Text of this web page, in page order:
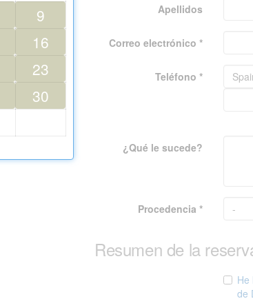
9
16
23
30
Apellidos
Correo electrónico *
Teléfono *
¿Qué le sucede?
Procedencia *
Resumen de la
He
de